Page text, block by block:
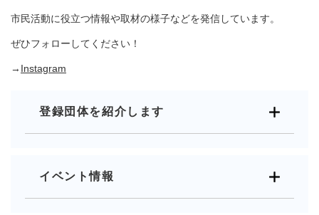
市民活動に役立つ情報や取材の様子などを発信しています。
ぜひフォローしてください！
→ Instagram
登録団体を紹介します
イベント情報